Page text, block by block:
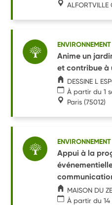
ALFORTVILLE
ENVIRONNEMENT
Anime un
et contribue à
DESSINE L
À partir du 1
Paris (75012)
ENVIRONNEMENT
Appui à la
MAISON DU
À partir du